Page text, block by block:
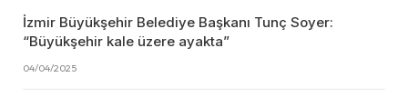
İzmir Büyükşehir Belediye Başkanı Tunç Soyer:
“Büyükşehir kale üzere ayakta”
04/04/2025